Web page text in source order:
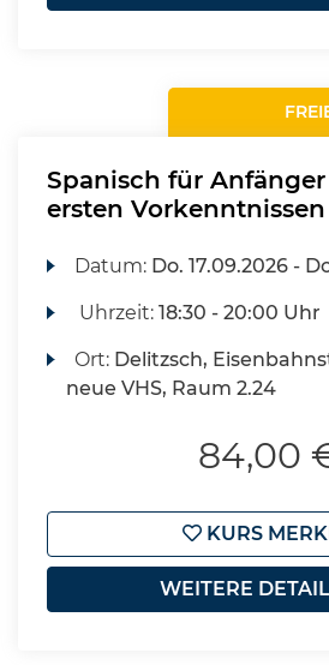
Spanisch für Anfänger
ersten Vorkenntnissen
Datum: Do. 17.09.2026 -
Uhrzeit:18:30 - 20:00 Uhr
Ort: Delitzsch,
neue VHS, Raum 2.24
84,00
KURS
WEITERE